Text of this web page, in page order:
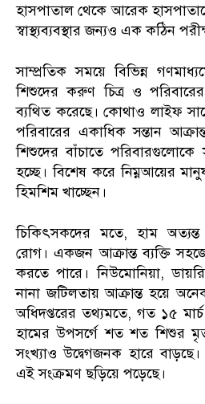
হাসপাতাল থেকে আরেক
স্বাস্থ্যব্যবস্থার জন্যও এক কঠিন
সাম্প্রতিক সময়ে বিভিন্ন
শিশুদের করুণ চিত্র ও
ব্যথিত করেছে। কোথাও লাইফ
পরিবারের একাধিক সন্তান
শিশুদের বাঁচাতে পরিবারগুলোকে
হচ্ছে। বিশেষ করে নিম্নআয়ের
হিমশিম খাচ্ছেন।
চিকিৎসকদের মতে, হাম
রোগ। একজন আক্রান্ত ব্যক্তি
করতে পারে। নিউমোনিয়া,
নানা জটিলতায় আক্রান্ত হয়ে
অধিদপ্তরের তথ্যমতে, গত ১৫
হামের উপসর্গে শত শত শিশুর
সংখ্যাও উদ্বেগজনক হারে
এই সংক্রমণ ছড়িয়ে পড়েছে।